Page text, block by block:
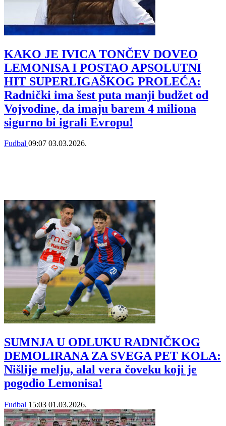
KAKO JE IVICA TONČEV DOVEO
LEMONISA I POSTAO APSOLUTNI
HIT SUPERLIGAŠKOG PROLEĆA:
Radnički ima šest puta manji budžet od
Vojvodine, da imaju barem 4 miliona
sigurno bi igrali Evropu!
Fudbal 09:07 03.03.2026.
SUMNJA U ODLUKU RADNIČKOG
DEMOLIRANA ZA SVEGA PET KOLA:
Nišlije melju, alal vera čoveku koji je
pogodio Lemonisa!
Fudbal 15:03 01.03.2026.